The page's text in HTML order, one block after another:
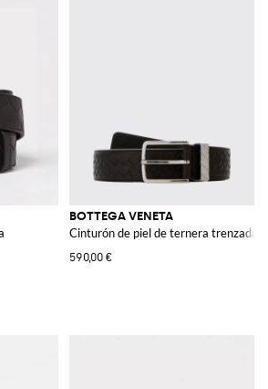
BOTTEGA VENETA
Cinturón de piel de ternera trenzada
590,00 €